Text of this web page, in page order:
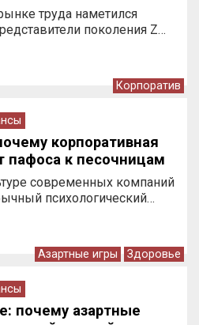
труда наметился
поколения Z…
Корпоратив
корпоративная
пафоса к песочницам
современных компаний
психологический…
Азартные игры Здоровье
почему азартные